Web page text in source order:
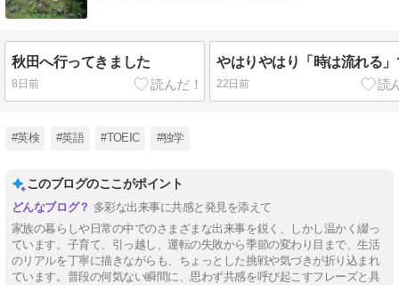
秋田へ行ってきました
8日前
やはりやはり「時は流れる
22日前
#英検 #英語 #TOEIC #独学
このブログのここがポイント
多彩な出来事に共感と発見を添えて
家族の暮らしや日常の中でのさまざまな出来事を鋭く、しかし温かく綴っ
ています。子育て、引っ越し、運転の失敗から季節の変わり目まで、生活
のリアルを丁寧に描きながらも、ちょっとした挑戦や気づきが折り込まれ
ています。普段の何気ない瞬間に、思わず共感を呼び起こすフレーズと具